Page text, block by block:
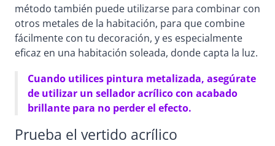
método también puede utilizarse para combinar con
otros metales de la habitación, para que combine
fácilmente con tu decoración, y es especialmente
eficaz en una habitación soleada, donde capta la luz.
Cuando utilices pintura metalizada, asegúrate
de utilizar un sellador acrílico con acabado
brillante para no perder el efecto.
Prueba el vertido acrílico